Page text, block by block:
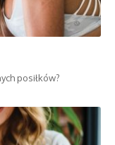
posiłków?